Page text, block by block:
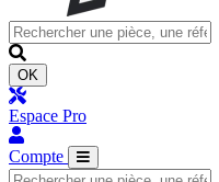
OK
Espace Pro
Compte